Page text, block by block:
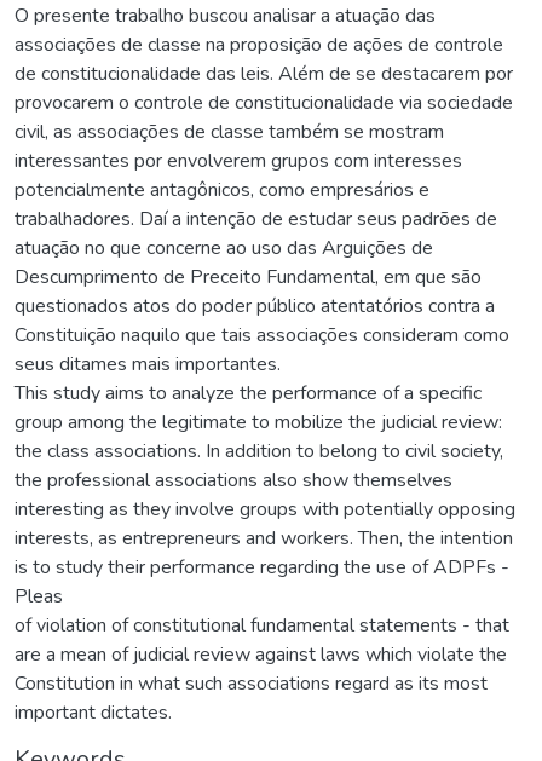
O presente trabalho buscou analisar a atuação das
associações de classe na proposição de ações de controle
de constitucionalidade das leis. Além de se destacarem por
provocarem o controle de constitucionalidade via sociedade
civil, as associações de classe também se mostram
interessantes por envolverem grupos com interesses
potencialmente antagônicos, como empresários e
trabalhadores. Daí a intenção de estudar seus padrões de
atuação no que concerne ao uso das Arguições de
Descumprimento de Preceito Fundamental, em que são
questionados atos do poder público atentatórios contra a
Constituição naquilo que tais associações consideram como
seus ditames mais importantes.
This study aims to analyze the performance of a specific
group among the legitimate to mobilize the judicial review:
the class associations. In addition to belong to civil society,
the professional associations also show themselves
interesting as they involve groups with potentially opposing
interests, as entrepreneurs and workers. Then, the intention
is to study their performance regarding the use of ADPFs -
Pleas
of violation of constitutional fundamental statements - that
are a mean of judicial review against laws which violate the
Constitution in what such associations regard as its most
important dictates.